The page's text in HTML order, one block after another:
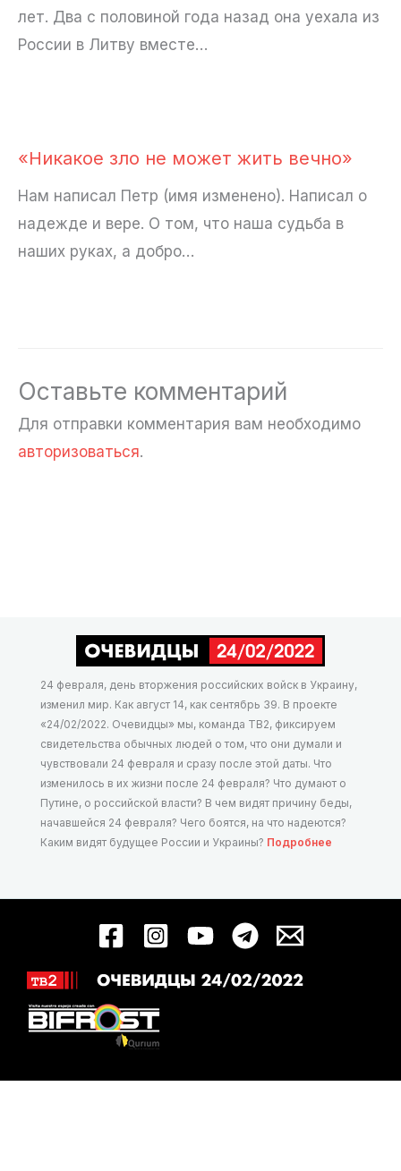
лет. Два с половиной года назад она уехала из
России в Литву вместе…
«Никакое зло не может жить вечно»
Нам написал Петр (имя изменено). Написал о
надежде и вере. О том, что наша судьба в
наших руках, а добро…
Оставьте комментарий
Для отправки комментария вам необходимо
авторизоваться.
24 февраля, день вторжения российских войск в Украину,
изменил мир. Как август 14, как сентябрь 39. В проекте
«24/02/2022. Очевидцы» мы, команда ТВ2, фиксируем
свидетельства обычных людей о том, что они думали и
чувствовали 24 февраля и сразу после этой даты. Что
изменилось в их жизни после 24 февраля? Что думают о
Путине, о российской власти? В чем видят причину беды,
начавшейся 24 февраля? Чего боятся, на что надеются?
Каким видят будущее России и Украины? Подробнее